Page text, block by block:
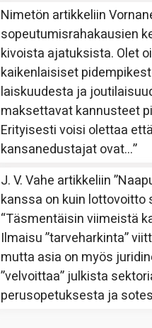
Nimetön artikkeliin
sopeutumisrahakausien
kivoista ajatuksista. Olet
kaikenlaisiset
laiskuudesta ja
maksettavat kannusteet
Erityisesti voisi olettaa että
kansanedustajat ovat…”
J. V. Vahe artikkeliin
kanssa on kuin lottovoitto
“Täsmentäisin viimeistä
Ilmaisu ”tarveharkinta”
mutta asia on myös
”velvoittaa” julkista
perusopetuksesta ja